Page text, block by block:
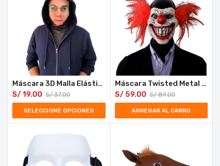
Máscara 3D Malla Elástica Celebridades y Personajes Famosos
S/37.00
S/19.00
SELECCIONE OPCIONES
Máscara Twisted Metal de Payaso Aterrador para Halloween y Cosplay
S/89.00
S/59.00
AGREGAR AL CARRO